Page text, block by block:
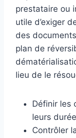
prestataire ou
utile d’exiger
des
plan de
lieu de le
Définir les
leurs
Contrôler